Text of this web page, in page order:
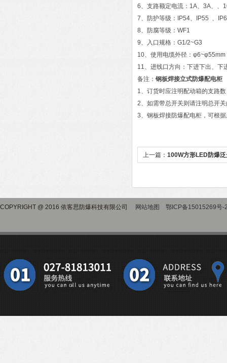
6、支路额定电流：1A、3A、、
7、防护等级：IP54、IP55 、
8、防腐等级：WF1
9、入口规格：G1/2~G3
10、使用电缆外径：φ6~φ55mm
11、进线口方向：下进下出、下
备注： 钢板焊接立式防爆配电柜
1、订货时应注明配动箱的支路
2、如需带总开关则请注明总开
3、钢板焊接防爆配电柜，可根
上一篇： 100W方形LED防爆
COPYRIGHT @ 2016 依客思防爆科技有限公司 网站地图 鄂ICP备15015269号-